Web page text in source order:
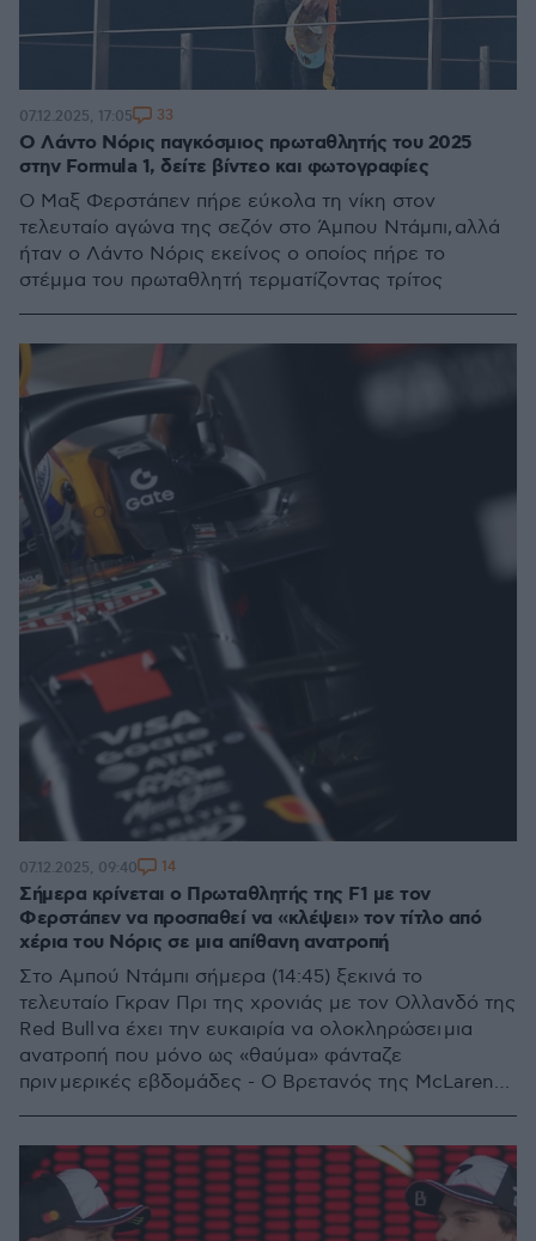
Ο Λάντο Νόρις παγκόσμιος πρωταθλητής του 2025
στην Formula 1, δείτε βίντεο και φωτογραφίες
Ο Μαξ Φερστάπεν πήρε εύκολα τη νίκη στον
τελευταίο αγώνα της σεζόν στο Άμπου Ντάμπι, αλλά
ήταν ο Λάντο Νόρις εκείνος ο οποίος πήρε το
στέμμα του πρωταθλητή τερματίζοντας τρίτος
07.12.2025, 17:05 33
Σήμερα κρίνεται ο Πρωταθλητής της F1 με τον
Φερστάπεν να προσπαθεί να «κλέψει» τον τίτλο από
χέρια του Νόρις σε μια απίθανη ανατροπή
Στο Αμπού Ντάμπι σήμερα (14:45) ξεκινά το
τελευταίο Γκραν Πρι της χρονιάς με τον Ολλανδό της
Red Bull να έχει την ευκαιρία να ολοκληρώσει μια
ανατροπή που μόνο ως «θαύμα» φάνταζε
πριν μερικές εβδομάδες - Ο Βρετανός της McLaren
07.12.2025, 09:40 14